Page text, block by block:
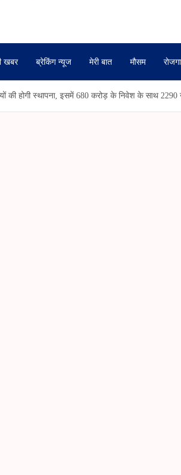
खबर ब्रेकिंग न्यूज मेरी बात मौसम
की होगी स्थापना, इसमें 680 करोड़ के निवेश के साथ 2290